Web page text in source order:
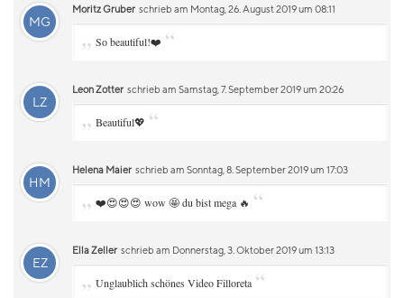
MG
Moritz Gruber schrieb am Montag, 26. August 2019 um 08:11
„ So beautiful!❤️ “
LZ
Leon Zotter schrieb am Samstag, 7. September 2019 um 20:26
„ Beautiful💖 “
HM
Helena Maier schrieb am Sonntag, 8. September 2019 um 17:03
„ ❤️😍😍😍 wow 🤩 du bist mega 🔥 “
EZ
Ella Zeller schrieb am Donnerstag, 3. Oktober 2019 um 13:13
„ Unglaublich schönes Video Filloreta “